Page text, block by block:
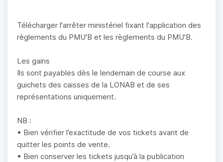
Télécharger l'arrêter ministériel fixant l'application des
règlements du PMU'B et les règlements du PMU'B.
Les gains
Ils sont payables dès le lendemain de course aux
guichets des caisses de la LONAB et de ses
représentations uniquement.
NB :
• Bien vérifier l’exactitude de vos tickets avant de
quitter les points de vente.
• Bien conserver les tickets jusqu’à la publication